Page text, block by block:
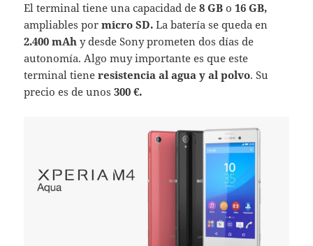
El terminal tiene una capacidad de 8 GBo 16 GB,
ampliables por micro SD.La batería se queda en
2.400 mAh y desde Sony prometen dos días de
autonomía. Algo muy importante es que este
terminal tieneresistencia al agua y al polvo. Su
precio es de unos 300 €.